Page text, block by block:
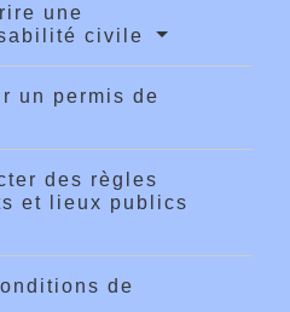
une
civile
un permis de
des règles
et lieux publics
de